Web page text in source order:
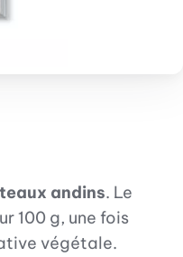
andins. Le
100 g, une fois
végétale.